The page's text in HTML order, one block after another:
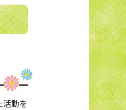
動を